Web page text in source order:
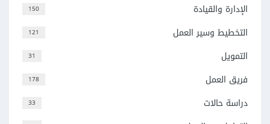
150 الإدارة والقيادة
121 التخطيط وسير العمل
31 التمويل
178 فريق العمل
33 دراسة حالات